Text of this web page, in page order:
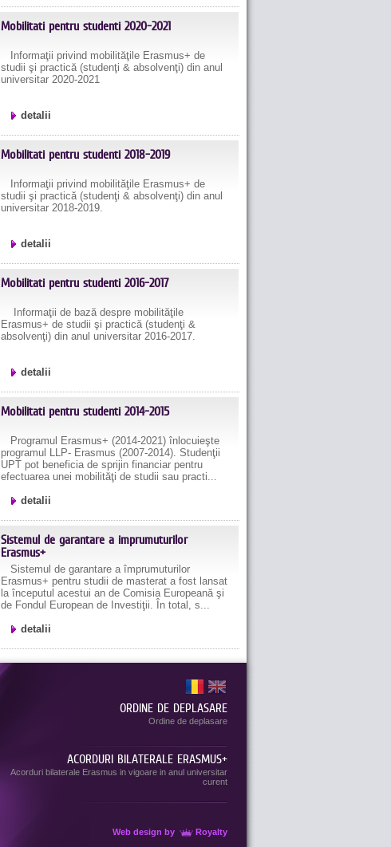
Mobilitati pentru studenti 2020-2021
Informaţii privind mobilităţile Erasmus+ de
studii şi practică (studenţi & absolvenţi) din anul
universitar 2020-2021
detalii
Mobilitati pentru studenti 2018-2019
Informaţii privind mobilităţile Erasmus+ de
studii şi practică (studenţi & absolvenţi) din anul
universitar 2018-2019.
detalii
Mobilitati pentru studenti 2016-2017
Informaţii de bază despre mobilităţile
Erasmus+ de studii şi practică (studenţi &
absolvenţi) din anul universitar 2016-2017.
detalii
Mobilitati pentru studenti 2014-2015
Programul Erasmus+ (2014-2021) înlocuieşte
programul LLP- Erasmus (2007-2014). Studenţii
UPT pot beneficia de sprijin financiar pentru
efectuarea unei mobilităţi de studii sau practi...
detalii
Sistemul de garantare a imprumuturilor
Erasmus+
Sistemul de garantare a împrumuturilor
Erasmus+ pentru studii de masterat a fost lansat
la începutul acestui an de Comisia Europeană şi
de Fondul European de Investiţii. În total, s...
detalii
ORDINE DE DEPLASARE
Ordine de deplasare
ACORDURI BILATERALE ERASMUS+
Acorduri bilaterale Erasmus in vigoare in anul universitar
curent
Web design by Royalty